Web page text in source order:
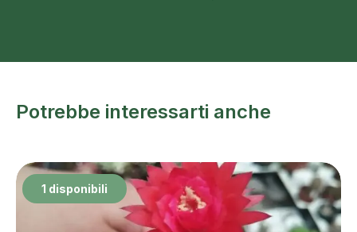
Potrebbe interessarti anche
1 disponibili